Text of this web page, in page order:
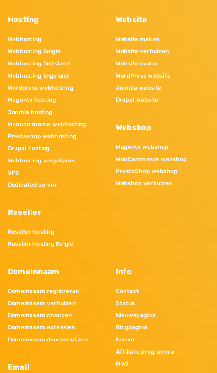
Hosting
Webhosting
Webhosting Belgie
Webhosting Duitsland
Webhosting Engeland
Wordpress webhosting
Magento hosting
Joomla hosting
Woocommerce webhosting
Prestashop webhosting
Drupal hosting
Webhosting vergelijken
VPS
Dedicated server
Reseller
Reseller hosting
Reseller hosting Belgie
Website
Website maken
Website verhuizen
Website maker
WordPress website
Joomla website
Drupal website
Webshop
Magento webshop
WooCommerce webshop
PrestaShop webshop
Webshop verhuizen
Domeinnaam
Domeinnaam registreren
Domeinnaam verhuizen
Domeinnaam checken
Domeinnaam extensies
Domeinnaam doorverwijzen
Email
Info
Contact
Status
Nieuwspagina
Blogpagina
Forum
Affiliate programma
MVO